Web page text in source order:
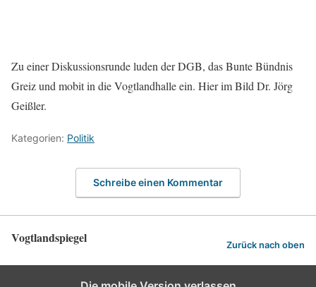
Zu einer Diskussionsrunde luden der DGB, das Bunte Bündnis
Greiz und mobit in die Vogtlandhalle ein. Hier im Bild Dr. Jörg
Geißler.
Kategorien: Politik
Schreibe einen Kommentar
Vogtlandspiegel Zurück nach oben